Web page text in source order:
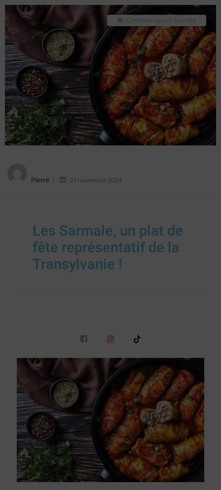
Pierre 27 novembre 2024
Les Sarmale, un plat de
fête représentatif de la
Transylvanie !